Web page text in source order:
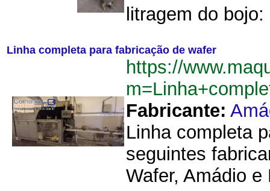
litragem do
Linha completa para fabricação de wafer
https://
Fabricante:
Linha completa
seguintes
Wafer, Amádio